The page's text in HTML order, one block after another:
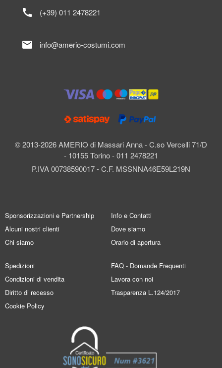
© 2013-2026 AMERIO di Massari Anna - C.so Vercelli 71/D
- 10155 Torino - 011 2478221
P.IVA 00738590017 - C.F. MSSNNA46E59L219N
call (+39) 011 2478221
mail info@amerio-costumi.com
Sponsorizzazioni e Partnership
Alcuni nostri clienti
Chi siamo
Info e Contatti
Dove siamo
Orario di apertura
Spedizioni
Condizioni di vendita
Diritto di recesso
Cookie Policy
FAQ - Domande Frequenti
Lavora con noi
Trasparenza L.124/2017